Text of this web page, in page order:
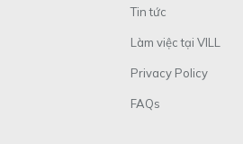
Tin tức
Làm việc tại VILL
Privacy Policy
FAQs